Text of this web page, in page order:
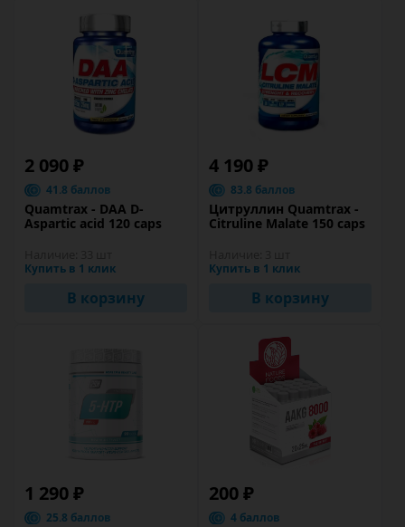
2 090 ₽
41.8 баллов
Quamtrax - DAA D-
Aspartic acid 120 caps
Купить в 1 клик
В корзину
4 190 ₽
83.8 баллов
Цитруллин Quamtrax -
Citruline Malate 150 caps
Купить в 1 клик
В корзину
1 290 ₽
25.8 баллов
200 ₽
4 баллов